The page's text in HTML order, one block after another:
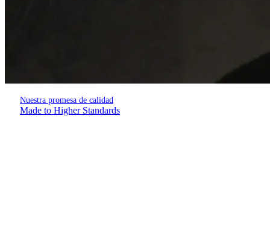
Nuestra promesa de calidad
Made to Higher Standards